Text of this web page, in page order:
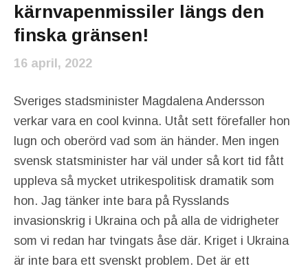
kärnvapenmissiler längs den
finska gränsen!
16 april, 2022
Sveriges stadsminister Magdalena Andersson
verkar vara en cool kvinna. Utåt sett förefaller hon
lugn och oberörd vad som än händer. Men ingen
svensk statsminister har väl under så kort tid fått
uppleva så mycket utrikespolitisk dramatik som
hon. Jag tänker inte bara på Rysslands
invasionskrig i Ukraina och på alla de vidrigheter
som vi redan har tvingats åse där. Kriget i Ukraina
är inte bara ett svenskt problem. Det är ett